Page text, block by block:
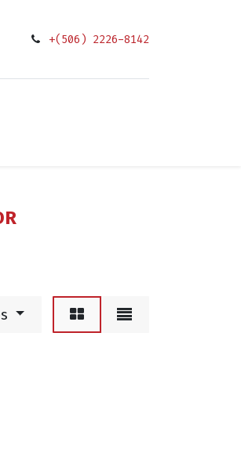
+(506) 2226-8142